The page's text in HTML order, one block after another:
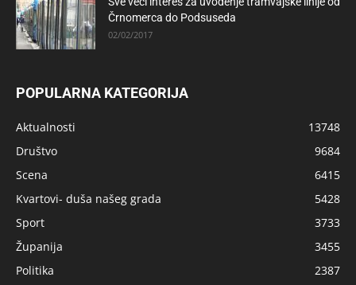
Črnomerca do Podsuseda
02/02/2017
POPULARNA KATEGORIJA
Aktualnosti
13748
Društvo
9684
Scena
6415
Kvartovi- duša našeg grada
5428
Sport
3733
Županija
3455
Politika
2387